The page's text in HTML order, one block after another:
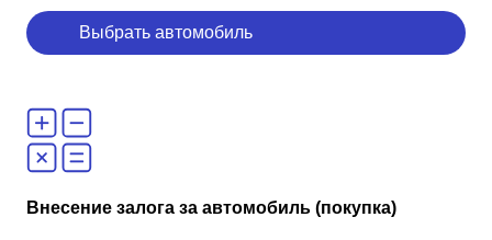
Выбрать автомобиль
Внесение залога за автомобиль (покупка)